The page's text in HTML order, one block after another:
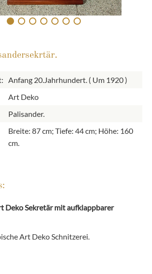
Anfang 20.Jahrhundert. ( Um 1920 )
Art Deko
Palisander.
Breite: 87 cm; Tiefe: 44 cm; Höhe: 160
cm.
Deko Sekretär mit aufklappbarer
Art Deko Schnitzerei.